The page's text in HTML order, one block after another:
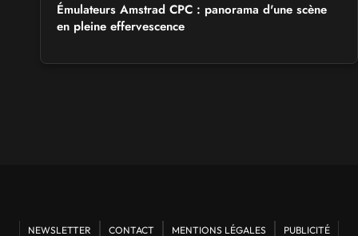
Émulateurs Amstrad CPC : panorama d'une scène
en pleine effervescence
NEWSLETTER CONTACT MENTIONS LÉGALES PUBLICITÉ